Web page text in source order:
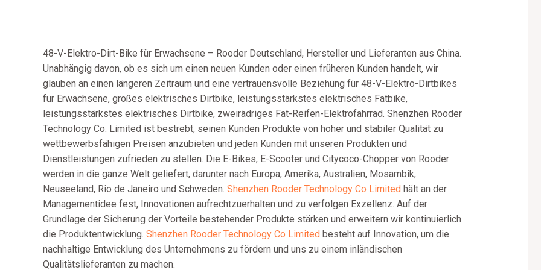
48-V-Elektro-Dirt-Bike für Erwachsene – Rooder Deutschland, Hersteller und Lieferanten aus China.
Unabhängig davon, ob es sich um einen neuen Kunden oder einen früheren Kunden handelt, wir
glauben an einen längeren Zeitraum und eine vertrauensvolle Beziehung für 48-V-Elektro-Dirtbikes
für Erwachsene, großes elektrisches Dirtbike, leistungsstärkstes elektrisches Fatbike,
leistungsstärkstes elektrisches Dirtbike, zweirädriges Fat-Reifen-Elektrofahrrad. Shenzhen Rooder
Technology Co. Limited ist bestrebt, seinen Kunden Produkte von hoher und stabiler Qualität zu
wettbewerbsfähigen Preisen anzubieten und jeden Kunden mit unseren Produkten und
Dienstleistungen zufrieden zu stellen. Die E-Bikes, E-Scooter und Citycoco-Chopper von Rooder
werden in die ganze Welt geliefert, darunter nach Europa, Amerika, Australien, Mosambik,
Neuseeland, Rio de Janeiro und Schweden. Shenzhen Rooder Technology Co Limited hält an der
Managementidee fest, Innovationen aufrechtzuerhalten und zu verfolgen Exzellenz. Auf der
Grundlage der Sicherung der Vorteile bestehender Produkte stärken und erweitern wir kontinuierlich
die Produktentwicklung. Shenzhen Rooder Technology Co Limited besteht auf Innovation, um die
nachhaltige Entwicklung des Unternehmens zu fördern und uns zu einem inländischen
Qualitätslieferanten zu machen.